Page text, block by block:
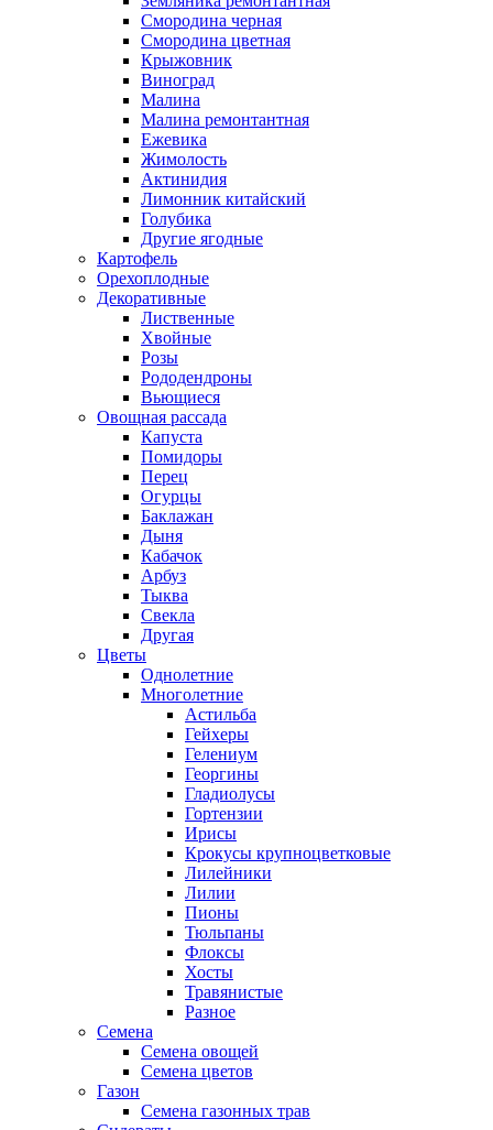
Смородина черная
Смородина цветная
Крыжовник
Виноград
Малина
Малина ремонтантная
Ежевика
Жимолость
Актинидия
Лимонник китайский
Голубика
Другие ягодные
Картофель
Орехоплодные
Декоративные
Лиственные
Хвойные
Розы
Рододендроны
Вьющиеся
Овощная рассада
Капуста
Помидоры
Перец
Огурцы
Баклажан
Дыня
Кабачок
Арбуз
Тыква
Свекла
Другая
Цветы
Однолетние
Многолетние
Астильба
Гейхеры
Гелениум
Георгины
Гладиолусы
Гортензии
Ирисы
Крокусы крупноцветковые
Лилейники
Лилии
Пионы
Тюльпаны
Флоксы
Хосты
Травянистые
Разное
Семена
Семена овощей
Семена цветов
Газон
Семена газонных трав